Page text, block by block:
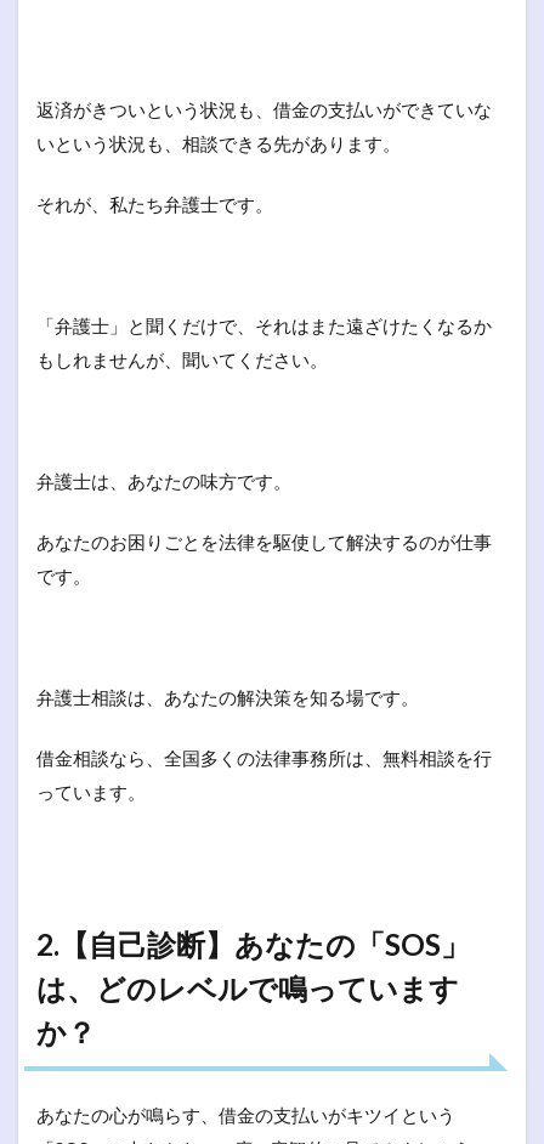
返済がきついという状況も、借金の支払いができていな
いという状況も、相談できる先があります。
それが、私たち弁護士です。
「弁護士」と聞くだけで、それはまた遠ざけたくなるか
もしれませんが、聞いてください。
弁護士は、あなたの味方です。
あなたのお困りごとを法律を駆使して解決するのが仕事
です。
弁護士相談は、あなたの解決策を知る場です。
借金相談なら、全国多くの法律事務所は、無料相談を行
っています。
2.【自己診断】あなたの「SOS」
は、どのレベルで鳴っています
か？
あなたの心が鳴らす、借金の支払いがキツイという